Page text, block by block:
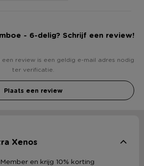
- 6-delig? Schrijf een review!
review is een geldig e-mail adres nodig
ter verificatie.
Plaats een review
Xenos
en krijg 10% korting